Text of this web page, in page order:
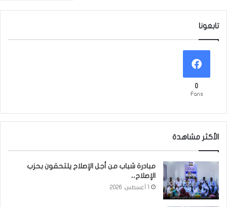
تابعونا
0
Fans
الأكثر مشاهدة
مبادرة شباب من أجل الإصلاح يلتحقون بحزب
الإصلاح،،